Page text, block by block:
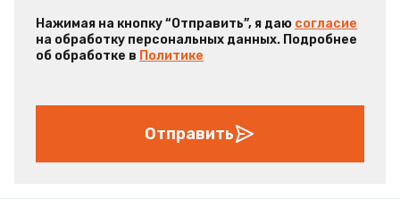
Нажимая на кнопку “Отправить”, я даю согласие
на обработку персональных данных. Подробнее
об обработке в Политике
Отправить